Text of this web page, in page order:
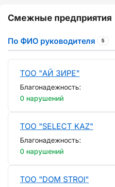
Смежные предприятия
По ФИО руководителя 5
ТОО "АЙ ЗИРЕ"
Благонадежность:
0 нарушений
ТОО "SELECT KAZ"
Благонадежность:
0 нарушений
ТОО "DOM STROI"